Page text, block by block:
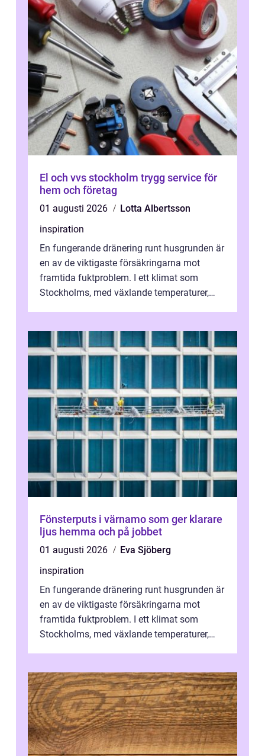
El och vvs stockholm trygg service för
hem och företag
01 augusti 2026
Lotta Albertsson
inspiration
En fungerande dränering runt husgrunden är
en av de viktigaste försäkringarna mot
framtida fuktproblem. I ett klimat som
Stockholms, med växlande temperaturer,
Fönsterputs i värnamo som ger klarare
ljus hemma och på jobbet
01 augusti 2026
Eva Sjöberg
inspiration
En fungerande dränering runt husgrunden är
en av de viktigaste försäkringarna mot
framtida fuktproblem. I ett klimat som
Stockholms, med växlande temperaturer,